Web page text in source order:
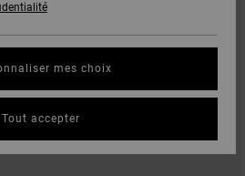
mes choix
Tout accepter